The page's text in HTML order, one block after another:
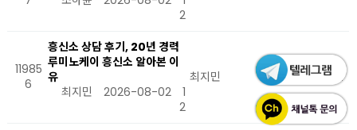
2
11985
6
흥신소 상담 후기, 20년 경력
루미노케이 흥신소 알아본 이
유
최지민
2026-08-02
1
2
최지민 12 08-02